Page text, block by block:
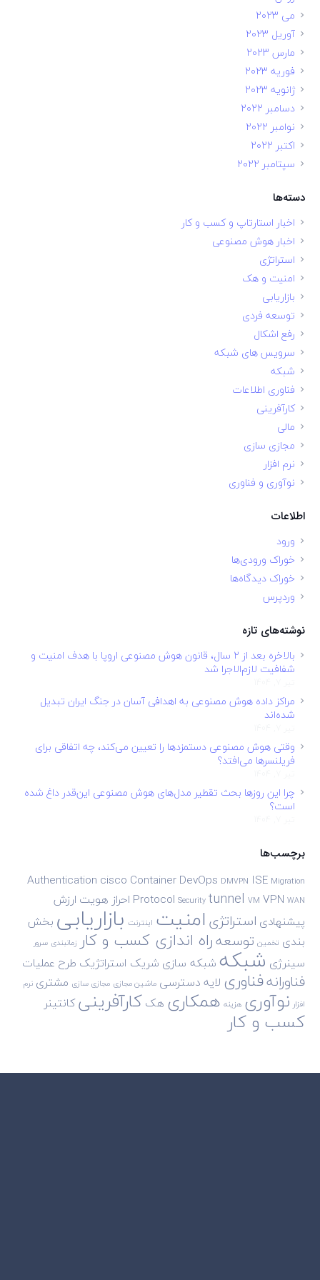
می 2023
آوریل 2023
مارس 2023
فوریه 2023
ژانویه 2023
دسامبر 2022
نوامبر 2022
اکتبر 2022
سپتامبر 2022
دسته‌ها
اخبار استارتاپ و کسب و کار
اخبار هوش مصنوعی
استراتژی
امنیت و هک
بازاریابی
توسعه فردی
رفع اشکال
سرویس های شبکه
شبکه
فناوری اطلاعات
کارآفرینی
مالی
مجازی سازی
نرم افزار
نوآوری و فناوری
اطلاعات
ورود
خوراک ورودی‌ها
خوراک دیدگاه‌ها
وردپرس
نوشته‌های تازه
بالاخره بعد از ۲ سال، قانون هوش مصنوعی اروپا با هدف امنیت و
شفافیت لازم‌الاجرا شد
مراکز داده هوش مصنوعی به اهدافی آسان در جنگ ایران تبدیل
شده‌اند
وقتی هوش مصنوعی دستمزدها را تعیین می‌کند، چه اتفاقی برای
فریلنسرها می‌افتد؟
چرا این روزها بحث تقطیر مدل‌های هوش مصنوعی این‌قدر داغ شده
است؟
برچسب‌ها
Authentication cisco ContainerDevOps DMVPN ISE Migration
Protocol Security tunnel VM VPN WAN احراز هویت ارزش
پیشنهادی استراتژی امنیت اینترنت بازاریابیبخش
بندی تخمین توسعهراه اندازی کسب و کار زمانبندی سرور
سینرژی شبکه شبکه سازی شریک استراتژیک طرح عملیات
فناورانهفناوری لایه دسترسی ماشین مجازی مجازی سازی مشتری نرم
افزار نوآوری هزینه همکاری هککارآفرینیکانتینر
کسب و کار